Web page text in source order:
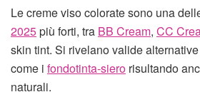
Le creme viso colorate sono una
2025più forti, tra BB Cream, CC
skin tint. Si rivelano valide
come i fondotinta-siero risultando
naturali.